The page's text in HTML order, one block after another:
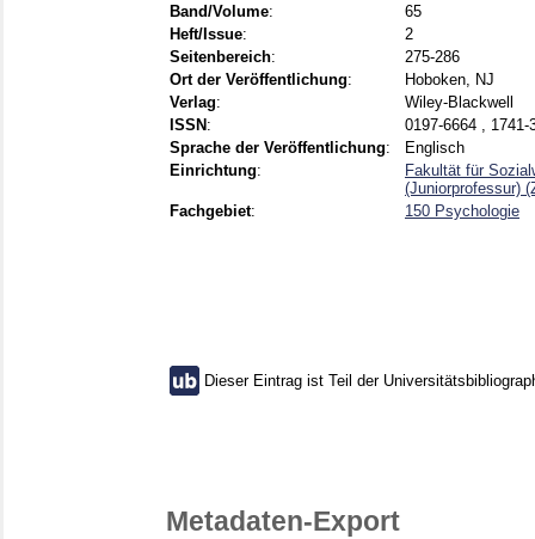
Band/Volume:
65
Heft/Issue:
2
Seitenbereich:
275-286
Ort der Veröffentlichung:
Hoboken, NJ
Verlag:
Wiley-Blackwell
ISSN :
0197-6664 , 1741-
Sprache der Veröffentlichung:
Englisch
Einrichtung:
Fakultät für
(Juniorprofessur)
Fachgebiet: 150 Psychologie
Dieser Eintrag ist Teil der
Metadaten-Export